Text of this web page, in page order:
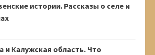
истории. Рассказы о селе и
и Калужская область. Что